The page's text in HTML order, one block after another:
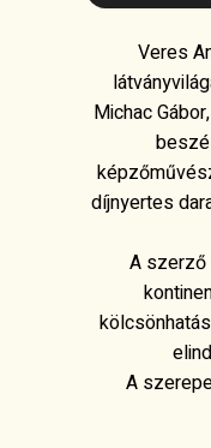
Veres
Michac
díjnyertes
A szerző
A